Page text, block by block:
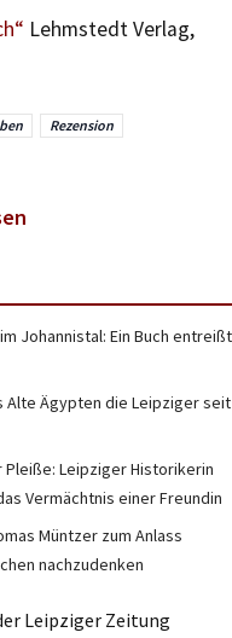
Lehmstedt Verlag,
Rezension
Johannistal: Ein Buch entreißt
Alte Ägypten die Leipziger seit
Leipziger Historikerin
Vermächtnis einer Freundin
Müntzer zum Anlass
nachzudenken
Leipziger Zeitung